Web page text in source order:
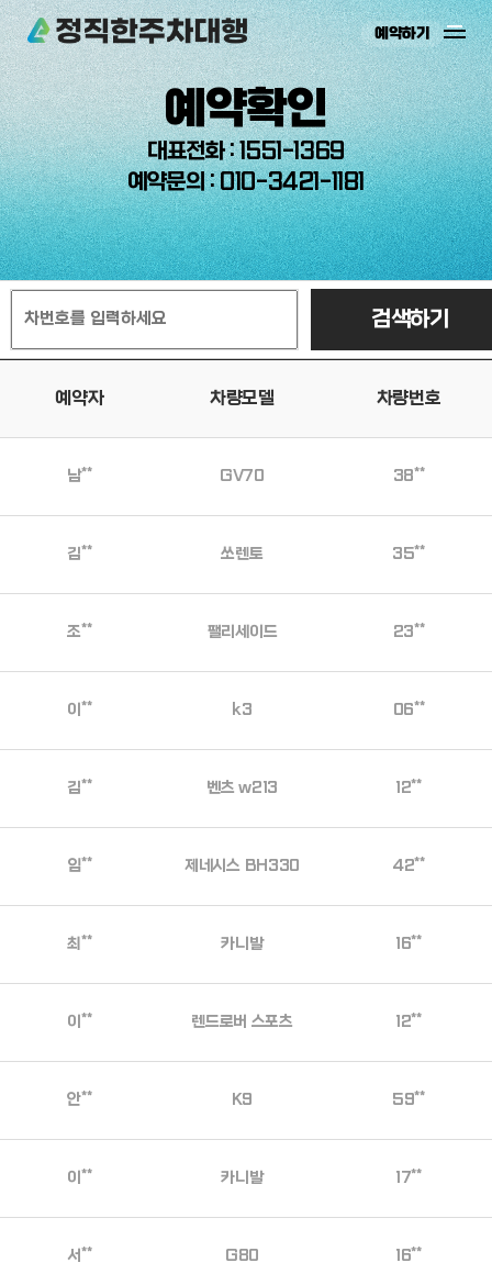
예약하기
예약하기예약확인
주차장소개
이용안내
온라인예약
예약하기
예약확인
주차장시설
예약확인
대표전화 : 1551-1369
예약문의 : 010-3421-1181
검색하기
예약자 차량모델 차량번호
남** GV70 38**
김** 쏘렌토 35**
조** 팰리세이드 23**
이** k3 06**
김** 벤츠 w213 12**
임** 제네시스 BH330 42**
최** 카니발 16**
이** 렌드로버 스포츠 12**
안** K9 59**
이** 카니발 17**
서** G80 16**